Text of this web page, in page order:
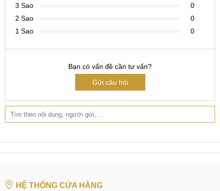
3 Sao
0
2 Sao
0
1 Sao
0
Bạn có vấn đề cần tư vấn?
Gửi câu hỏi
HỆ THỐNG CỬA HÀNG